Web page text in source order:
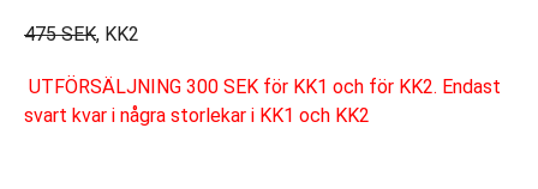
475 SEK, KK2
UTFÖRSÄLJNING 300 SEK för KK1 och för KK2. Endast
svart kvar i några storlekar i KK1 och KK2